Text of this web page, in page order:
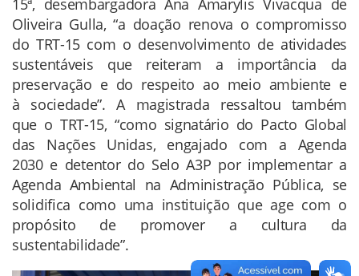
Oliveira Gulla, “a doação renova o compromisso
do TRT-15 com o desenvolvimento de atividades
sustentáveis que reiteram a importância da
preservação e do respeito ao meio ambiente e
à sociedade”. A magistrada ressaltou também
que o TRT-15, “como signatário do Pacto Global
das Nações Unidas, engajado com a Agenda
2030 e detentor do Selo A3P por implementar a
Agenda Ambiental na Administração Pública, se
solidifica como uma instituição que age com o
propósito de promover a cultura da
sustentabilidade”.